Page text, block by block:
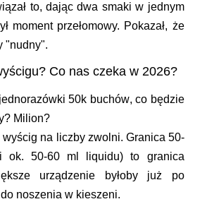
to, dając dwa smaki w jednym
moment przełomowy. Pokazał, że
"nudny".
Co nas czeka w 2026?
jednorazówki 50k buchów, co będzie
Milion?
na liczby zwolni. Granica 50-
ok. 50-60 ml liquidu) to granica
urządzenie byłoby już po
noszenia w kieszeni.